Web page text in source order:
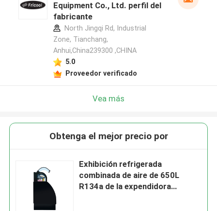
Equipment Co., Ltd. perfil del
fabricante
North Jingqi Rd, Industrial
Zone, Tianchang,
Anhui,China239300 ,CHINA
5.0
Proveedor verificado
Vea más
Obtenga el mejor precio por
Exhibición refrigerada
combinada de aire de 650L
R134a de la expendidora